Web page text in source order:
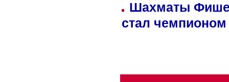
Шахматы
стал